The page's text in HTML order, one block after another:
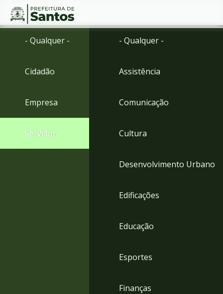
Ir
menu
para
Conteúdo
- Qualquer -
Cidadão
Empresa
Servidor
- Qualquer -
Assistência
Comunicação
Cultura
Desenvolvimento Urbano
Edificações
Educação
Esportes
Finanças